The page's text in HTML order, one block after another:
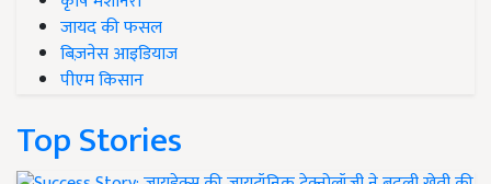
जायद की फसल
बिज़नेस आइडियाज
पीएम किसान
Top Stories